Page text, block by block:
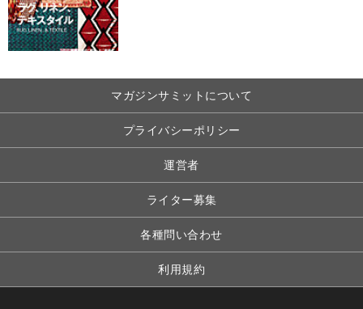
マガジンサミットについて
プライバシーポリシー
運営者
ライター募集
各種問い合わせ
利用規約